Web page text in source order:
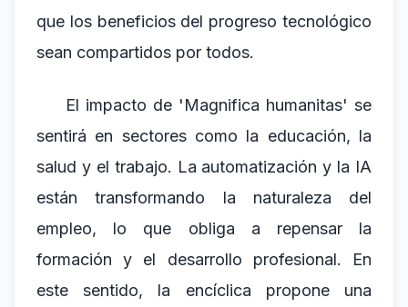
que los beneficios del progreso tecnológico
sean compartidos por todos.
El impacto de 'Magnifica humanitas' se
sentirá en sectores como la educación, la
salud y el trabajo. La automatización y la IA
están transformando la naturaleza del
empleo, lo que obliga a repensar la
formación y el desarrollo profesional. En
este sentido, la encíclica propone una